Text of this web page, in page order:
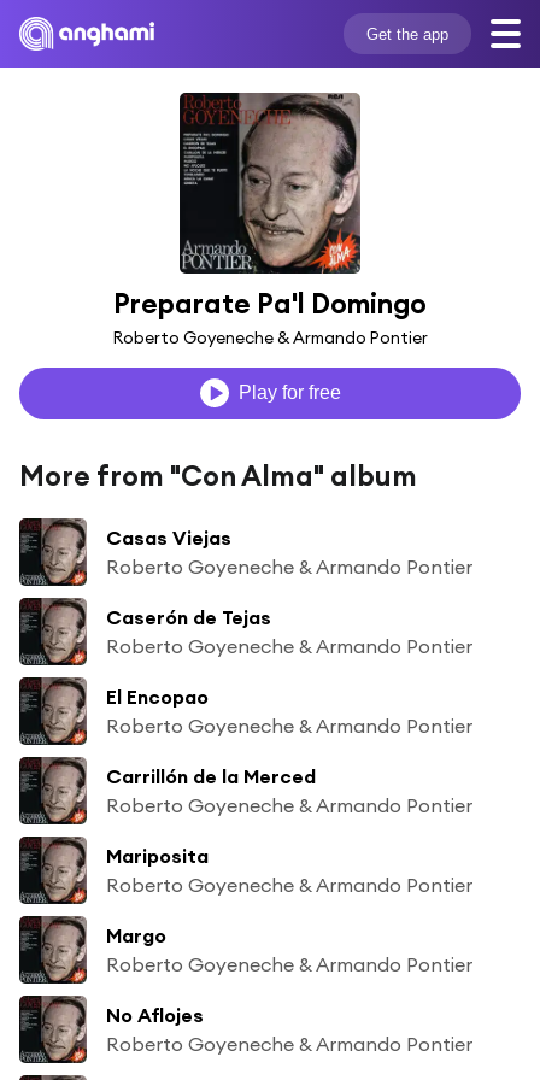
Get the app
Preparate Pa'l Domingo
Roberto Goyeneche & Armando Pontier
Play for free
More from "Con Alma" album
Casas Viejas
Roberto Goyeneche & Armando Pontier
Caserón de Tejas
Roberto Goyeneche & Armando Pontier
El Encopao
Roberto Goyeneche & Armando Pontier
Carrillón de la Merced
Roberto Goyeneche & Armando Pontier
Mariposita
Roberto Goyeneche & Armando Pontier
Margo
Roberto Goyeneche & Armando Pontier
No Aflojes
Roberto Goyeneche & Armando Pontier